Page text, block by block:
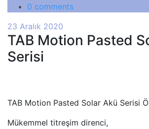
0 comments
23 Aralık 2020
TAB Motion Pasted
Serisi
TAB Motion Pasted Solar Akü Serisi
Mükemmel titreşim direnci,